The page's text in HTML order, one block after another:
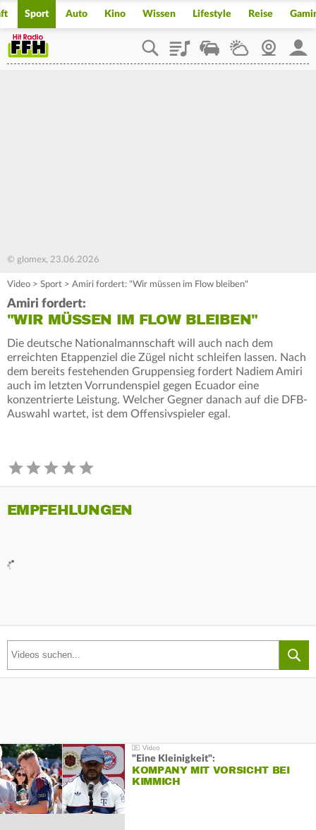
Sport Auto Kino Wissen Lifestyle Reise
PlaylistStaupilotWetterWebcam
© glomex, 23.06.2026
Video > Sport > Amiri fordert: "Wir müssen im Flow bleiben"
Amiri fordert:
"WIR MÜSSEN IM FLOW BLEIBEN"
Die deutsche Nationalmannschaft will auch nach dem
erreichten Etappenziel die Zügel nicht schleifen lassen. Nach
dem bereits festehenden Gruppensieg fordert Nadiem Amiri
auch im letzten Vorrundenspiel gegen Ecuador eine
konzentrierte Leistung. Welcher Gegner danach auf die DFB-
Auswahl wartet, ist dem Offensivspieler egal.
EMPFEHLUNGEN
"Eine Kleinigkeit":
KOMPANY MIT VORSICHT BEI
KIMMICH